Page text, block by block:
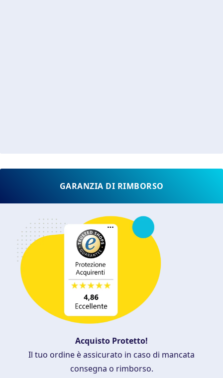
GARANZIA DI RIMBORSO
Acquisto Protetto!
Il tuo ordine è assicurato in caso di mancata
consegna o rimborso.